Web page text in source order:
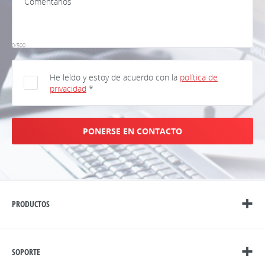
0/500
He leído y estoy de acuerdo con la política de
privacidad *
PONERSE EN CONTACTO
PRODUCTOS
SOPORTE